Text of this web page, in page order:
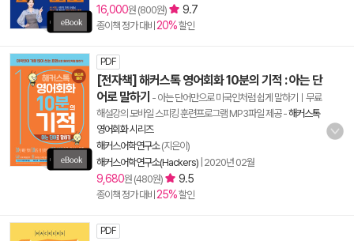
16,000원 (800원) 9.7
종이책 정가 대비 20%할인
PDF
[전자책] 해커스톡 영어회화 10분의 기적 : 아는 단
어로 말하기 - 아는 단어만으로 미국인처럼 쉽게 말하기ㅣ무료
해설강의 모바일 스피킹 훈련프로그램 MP3파일 제공-해커스톡
영어회화 시리즈
해커스어학연구소(지은이)
해커스어학연구소(Hackers) 2020년 02월
9,680원 (480원) 9.5
종이책 정가 대비 25%할인
PDF